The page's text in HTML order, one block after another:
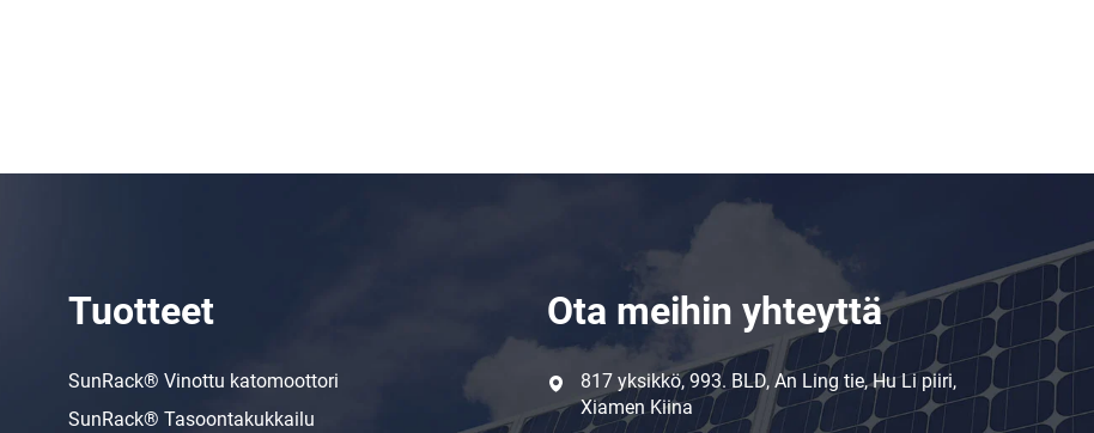
Tuotteet
SunRack® Vinottu katomoottori
SunRack® Tasoontakukkailu
Ota meihin yhteyttä
817 yksikkö, 993. BLD, An Ling tie, Hu Li piiri,
Xiamen Kiina